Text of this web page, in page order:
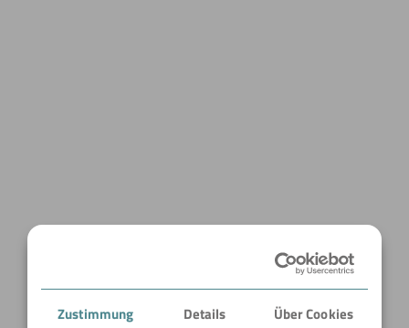
Zustimmung Details Über Cookies